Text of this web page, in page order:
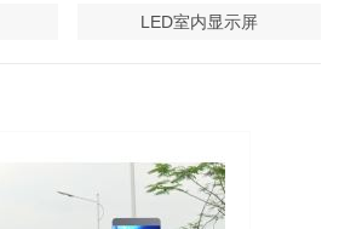
LED室内显示屏